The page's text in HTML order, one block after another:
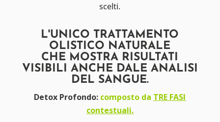
scelti.
L'UNICO TRATTAMENTO
OLISTICO NATURALE
CHE MOSTRA RISULTATI
VISIBILI ANCHE DALE ANALISI
DEL SANGUE.
Detox Profondo: composto da TRE FASI
contestuali.